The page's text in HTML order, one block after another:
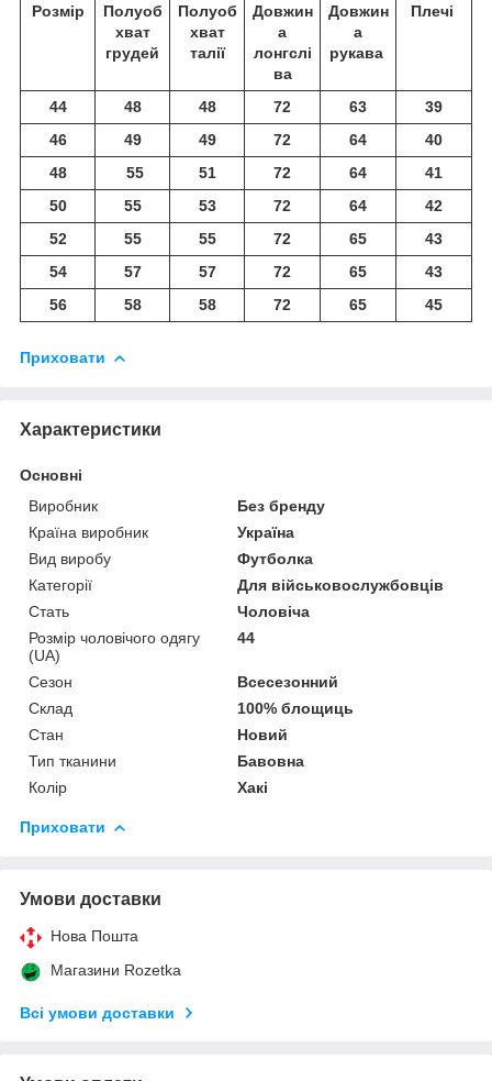
Розмір
Полуоб
хват
грудей
Полуоб
хват
талії
Довжин
а
лонгслі
ва
Довжин
а
рукава
Плечі
44 48 48 72 63
39
46
49 49 72 64
40
48
55 51 72 64
41
50
55 53 72 64
42
52
55 55 72 65
43
54
57 57 72 65
43
56
58 58 72 65 45
Приховати
Характеристики
Основні
Виробник
Без бренду
Країна виробник
Україна
Вид виробу
Футболка
Категорії
Для військовослужбовців
Стать
Чоловіча
Розмір чоловічого одягу
(UA)
44
Сезон
Всесезонний
Склад
100% блощиць
Стан
Новий
Тип тканини
Бавовна
Колір
Хакі
Приховати
Умови доставки
Нова Пошта
Магазини Rozetka
Всі умови доставки